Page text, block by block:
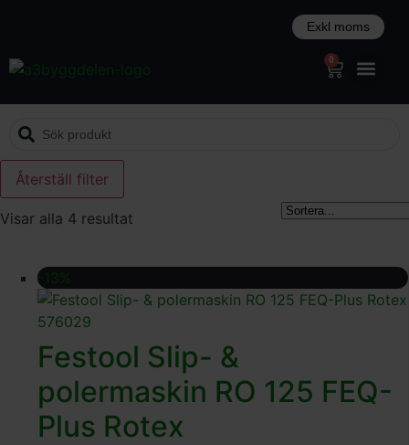
0
Återställ filter
Visar alla 4 resultat
-13%
Festool Slip- &
polermaskin RO 125 FEQ-
Plus Rotex